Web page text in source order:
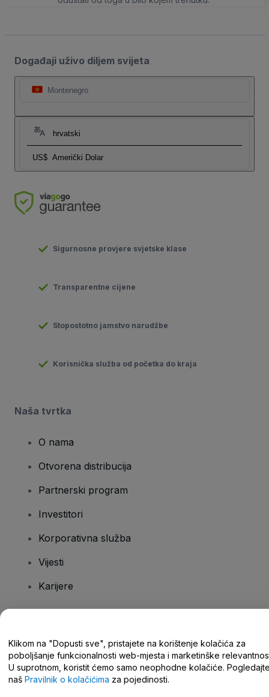
Događaji uživo diljem svijeta
Montenegro
hrvatski
US$ Američki Dolar
Sigurnosne provjere svjetske klase
Transparentne cijene
Stopostotno jamstvo narudžbe
Korisnička služba od početka do kraja
Naša tvrtka
O nama
Otvorena distribucija
Partnerski program
Investitori
Korporativna služba
Vijesti
Karijere
Centar za pomoć/kontaktirajte nas
Klikom na "Dopusti sve", pristajete na korištenje kolačića za
poboljšanje funkcionalnosti web-mjesta i marketinške
U suprotnom, koristit ćemo samo neophodne kolačiće.
naš Pravilnik o kolačićima za pojedinosti.